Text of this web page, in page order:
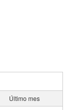
Último mes